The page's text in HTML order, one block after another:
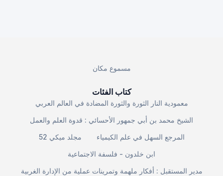
مسموع مكان
كتاب الفئات
معمودية النار الثورة والثورة المضادة في العالم العربي
الشيخ محمد بن أبي جمهور الأحسائي : قدوة العلم والعمل
مجلد ميكي 52
المرجع السهل في علم الكيمياء
ابن خلدون - فلسفة الاجتماعية
مدير المستقبل : أفكار ملهمة وتمرينات عملية من الإدارة الغربية